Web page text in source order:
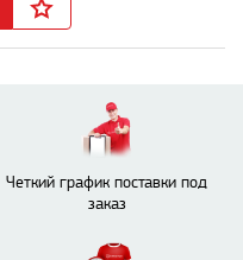
Четкий график поставки под
заказ